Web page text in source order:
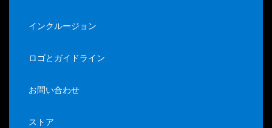
インクルージョン
ロゴとガイドライン
お問い合わせ
ストア